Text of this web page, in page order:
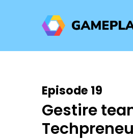
Episode 19
Gestire